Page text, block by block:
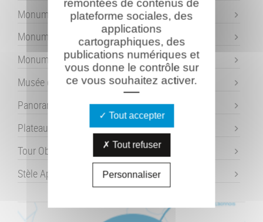
Monument des Basques
Monument des Chars d'assaut
Monument de Napoléon
Musée de Vassogne
Panorama de la Royère
Plateau de Californie
Tour Observatoire - Craonne
Stèle Apollinaire
remontées de contenus de
plateforme sociales, des
applications
cartographiques, des
publications numériques et
vous donne le contrôle sur
ce vous souhaitez activer.
Tout accepter
Tout refuser
Personnaliser